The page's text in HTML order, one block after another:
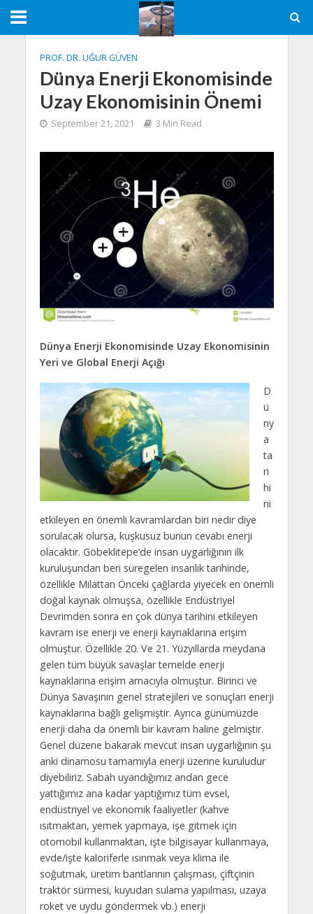
PROF. DR. UĞUR GÜVEN
Dünya Enerji Ekonomisinde
Uzay Ekonomisinin Önemi
September 21, 2021 3 Min Read
Dünya Enerji Ekonomisinde Uzay Ekonomisinin
Yeri ve Global Enerji Açığı
D
ü
ny
a
ta
ri
hi
ni
etkileyen en önemli kavramlardan biri nedir diye
sorulacak olursa, kuşkusuz bunun cevabı enerji
olacaktır. Göbeklitepe’de insan uygarlığının ilk
kuruluşundan beri süregelen insanlık tarihinde,
özellikle Milattan Önceki çağlarda yiyecek en önemli
doğal kaynak olmuşsa, özellikle Endüstriyel
Devrimden sonra en çok dünya tarihini etkileyen
kavram ise enerji ve enerji kaynaklarına erişim
olmuştur. Özellikle 20. Ve 21. Yüzyıllarda meydana
gelen tüm büyük savaşlar temelde enerji
kaynaklarına erişim amacıyla olmuştur. Birinci ve
Dünya Savaşının genel stratejileri ve sonuçları enerji
kaynaklarına bağlı gelişmiştir. Ayrıca günümüzde
enerji daha da önemli bir kavram haline gelmiştir.
Genel düzene bakarak mevcut insan uygarlığının şu
anki dinamosu tamamıyla enerji üzerine kuruludur
diyebiliriz. Sabah uyandığımız andan gece
yattığımız ana kadar yaptığımız tüm evsel,
endüstriyel ve ekonomik faaliyetler (kahve
ısıtmaktan, yemek yapmaya, işe gitmek için
otomobil kullanmaktan, işte bilgisayar kullanmaya,
evde/işte kaloriferle ısınmak veya klima ile
soğutmak, üretim bantlarının çalışması, çiftçinin
traktör sürmesi, kuyudan sulama yapılması, uzaya
roket ve uydu göndermek vb.) enerji